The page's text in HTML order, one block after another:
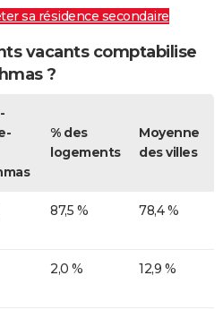
sa résidence secondaire
vacants comptabilise
?
% des
logements
Moyenne
des villes
87,5 % 78,4 %
2,0 % 12,9 %